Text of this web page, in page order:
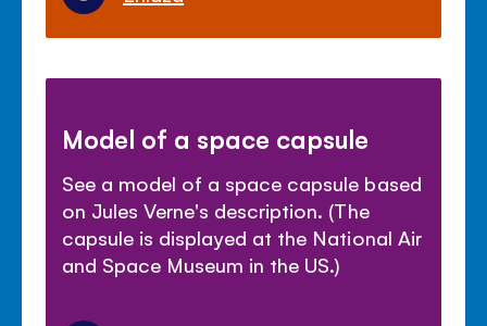
Model of a space capsule
See a model of a space capsule based
on Jules Verne's description. (The
capsule is displayed at the National Air
and Space Museum in the US.)